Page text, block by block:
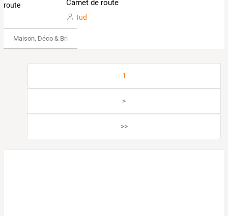
Carnet de route
Tud
Maison, Déco & Bricolage
1
>
>>